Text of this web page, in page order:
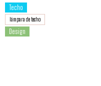
Techo
lámpara de techo
Design